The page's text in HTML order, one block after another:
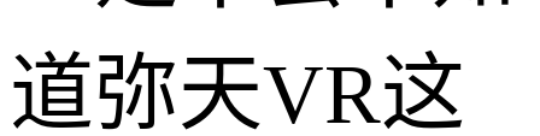
道弥天VR这